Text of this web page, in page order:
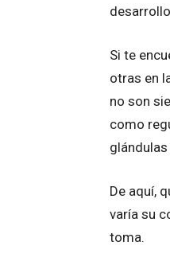
Si te
otras en
no son
como
De aquí,
varía su
toma.